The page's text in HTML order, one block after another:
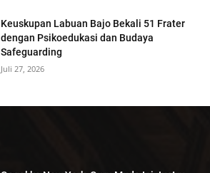
Keuskupan Labuan Bajo Bekali 51 Frater
dengan Psikoedukasi dan Budaya
Safeguarding
Juli 27, 2026